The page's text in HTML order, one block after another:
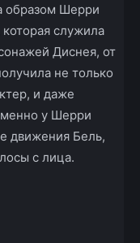
образом Шерри
служила
Диснея, от
не только
и даже
у Шерри
движения Бель,
с лица.